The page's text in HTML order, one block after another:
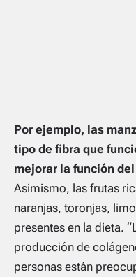
Por ejemplo, las
tipo de fibra que
mejorar la función
Asimismo, las frutas
naranjas, toronjas,
presentes en la dieta.
producción de
personas están